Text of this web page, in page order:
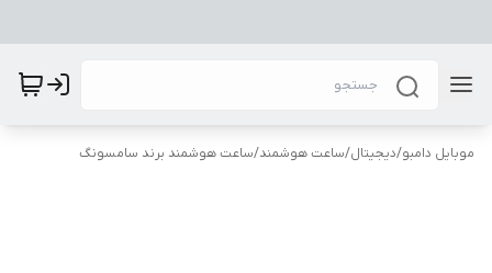
موبایل دامبو/دیجیتال/ساعت هوشمند/ساعت هوشمند برند سامسونگ